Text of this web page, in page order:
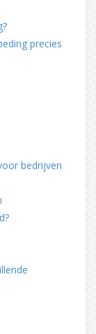
precies
bedrijven